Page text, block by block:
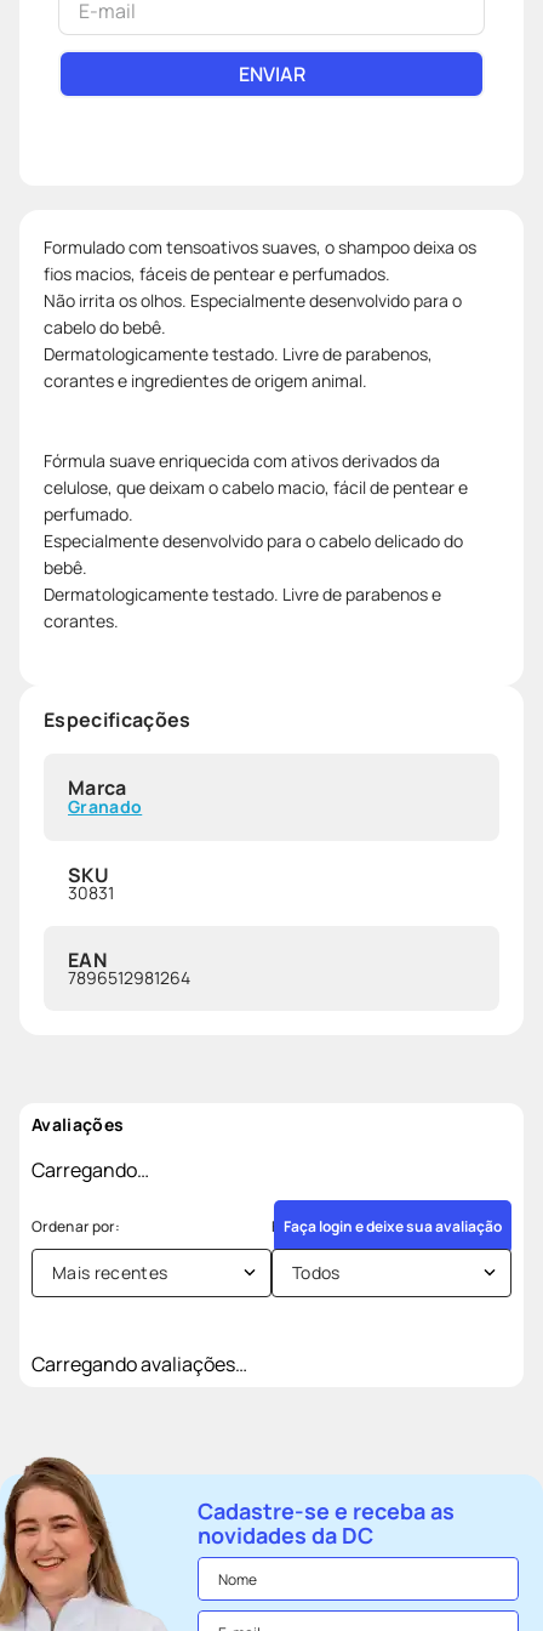
ENVIAR
Formulado com tensoativos suaves, o shampoo deixa os
fios macios, fáceis de pentear e perfumados.
Não irrita os olhos. Especialmente desenvolvido para o
cabelo do bebê.
Dermatologicamente testado. Livre de parabenos,
corantes e ingredientes de origem animal.
Fórmula suave enriquecida com ativos derivados da
celulose, que deixam o cabelo macio, fácil de pentear e
perfumado.
Especialmente desenvolvido para o cabelo delicado do
bebê.
Dermatologicamente testado. Livre de parabenos e
corantes.
Especificações
Marca
Granado
SKU
30831
EAN
7896512981264
Avaliações
Carregando…
Faça login e deixe sua avaliação
Mais recentes Todos
Carregando avaliações…
Cadastre-se e receba as
novidades da DC